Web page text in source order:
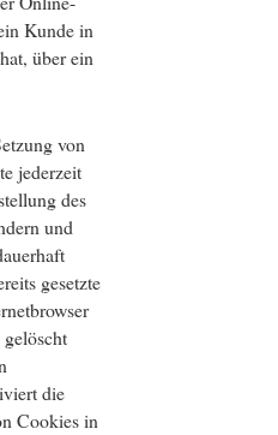
Kunde in
über ein
von
jederzeit
des
und
gesetzte
die
Cookies in